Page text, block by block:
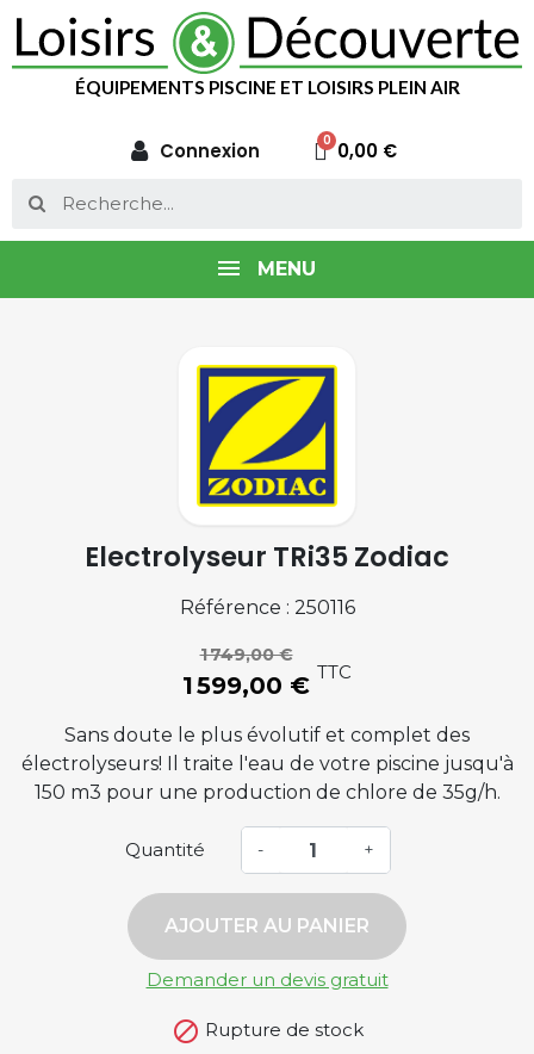
ÉQUIPEMENTS PISCINE ET LOISIRS PLEIN AIR
Connexion 0,00 €
MENU
Electrolyseur TRi35 Zodiac
Référence : 250116
1 749,00 €
1 599,00 € TTC
Sans doute le plus évolutif et complet des
électrolyseurs! Il traite l'eau de votre piscine jusqu'à
150 m3 pour une production de chlore de 35g/h.
Quantité - +
AJOUTER AU PANIER
Demander un devis gratuit
 Rupture de stock